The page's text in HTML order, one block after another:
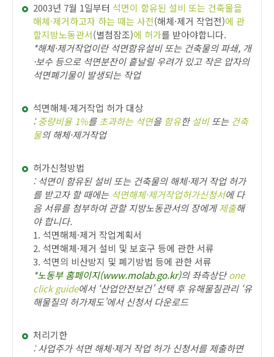
2003년 7월 1일부터 석면이 함유된 설비 또는 건축물을
해체·제거하고자 하는 때는 사전(해체·제거 작업전)에 관
할지방노동관서(별첨잠조)에 허가를 받아야합니다.
*해체·제거작업이란 석면함유설비 또는 건축물의 파쇄, 개
·보수 등으로 석면분잔이 흩날릴 우려가 있고 작은 압자의
석면폐기물이 발생되는 작업
석면해체·제거작업 허가 대상
:중량비율 1%를초과하는 석면을 함유한 설비또는 건축
물의 해체·제거작업
허가신청방법
: 석면이 함유된 설비 또는 건축물의 해체·제거 작업 허가
를 받고자 할 때에는 석면해체·제거작업허가신청서에 다
음 서류를 첨부하여 관할 지방노동관서의 장에게제출해
야 합니다.
1. 석면해체·제거 작업계획서
2. 석면해체·제거 설비 및 보호구 등에 관한 서류
3. 석면의 비산방지 및 폐기방법 등에 관한 서류
*노동부 홈페이지(www.molab.go.kr)의 좌측상단one
click guide에서 ‘산업안전보건’ 선택 후 유해물질관리 ‘유
해물질의 허가제도’에서 신청서 다운로드
처리기한
: 사업주가 석면 해체·제거 작업 허가 신청서를 제출하면